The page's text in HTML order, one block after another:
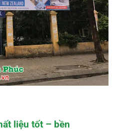
liệu tốt – bền